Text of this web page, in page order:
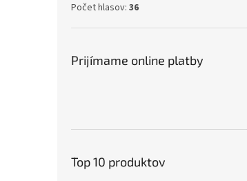
Počet hlasov: 36
Prijímame online platby
Top 10 produktov